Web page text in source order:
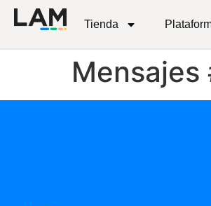
Tienda